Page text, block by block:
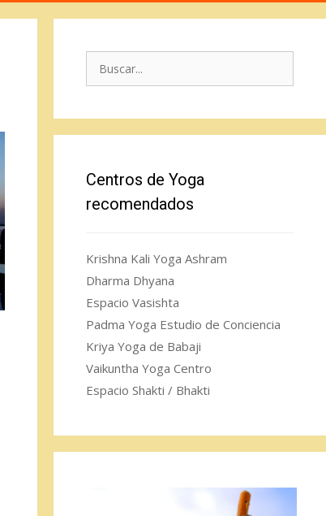
Centros de Yoga
recomendados
Krishna Kali Yoga Ashram
Dharma Dhyana
Espacio Vasishta
Padma Yoga Estudio de Conciencia
Kriya Yoga de Babaji
Vaikuntha Yoga Centro
Espacio Shakti / Bhakti